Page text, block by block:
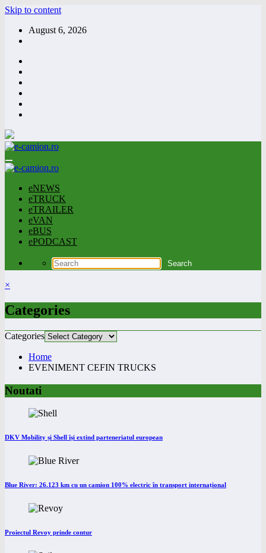
Skip to content
August 6, 2026
eNEWS
eTRUCK
eTRAILER
eVAN
eBUS
ePODCAST
×
Categories
Categories
Home
EVENIMENT CEFIN TRUCKS
Noutati
DKV Mobility și Shell își extind parteneriatul european
Blue River: 26.123 km cu un camion 100% electric în transport internațional
Proiectul Revoy prinde contur